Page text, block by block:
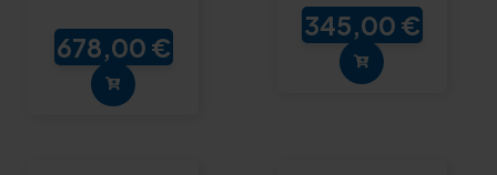
678,00 €
345,00 €